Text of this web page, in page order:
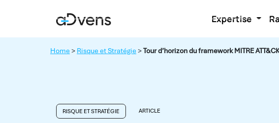
contenu
Expertise
Home > Risque et Stratégie >Tour d’horizon du framework MITRE
RISQUE ET STRATÉGIE ARTICLE